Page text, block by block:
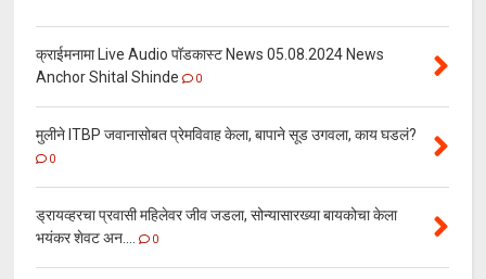
क्राईमनामा Live Audio पॉडकास्ट News 05.08.2024 News
Anchor Shital Shinde
0
मुलीने ITBP जवानासोबत प्रेमविवाह केला, बापाने सूड उगवला, काय घडलं?
0
ड्रायव्हरचा प्रवासी महिलेवर जीव जडला, सोन्यासारख्या बायकोचा केला
भयंकर शेवट अन....
0